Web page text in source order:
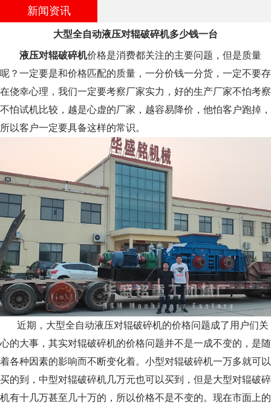
新闻资讯
大型全自动液压对辊破碎机多少钱一台
液压对辊破碎机价格是消费都关注的主要问题，但是质量
呢？一定要是和价格匹配的质量，一分价钱一分货，一定不要存
在侥幸心理，我们一定要考察厂家实力，好的生产厂家不怕考察
不怕试机比较，越是心虚的厂家，越容易降价，他怕客户跑掉，
所以客户一定要具备这样的常识。
近期，大型全自动液压对辊破碎机的价格问题成了用户们关
心的大事，其实对辊破碎机的价格问题并不是一成不变的，是随
着各种因素的影响而不断变化着。小型对辊破碎机一万多就可以
买的到，中型对辊破碎机几万元也可以买到，但是大型对辊破碎
机有十几万甚至几十万的，所以价格不是不变的。现在市面上的